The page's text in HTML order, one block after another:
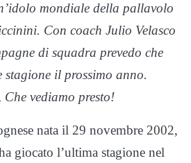
mondiale della pallavolo
Con coach Julio Velasco
di squadra prevedo che
stagione il prossimo anno.
vediamo presto!
nata il 29 novembre 2002,
giocato l’ultima stagione nel